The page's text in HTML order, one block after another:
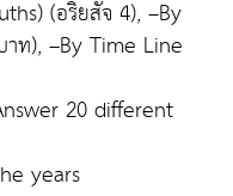
(อริยสัจ 4), –By
ท), –By Time Line
20 different
years